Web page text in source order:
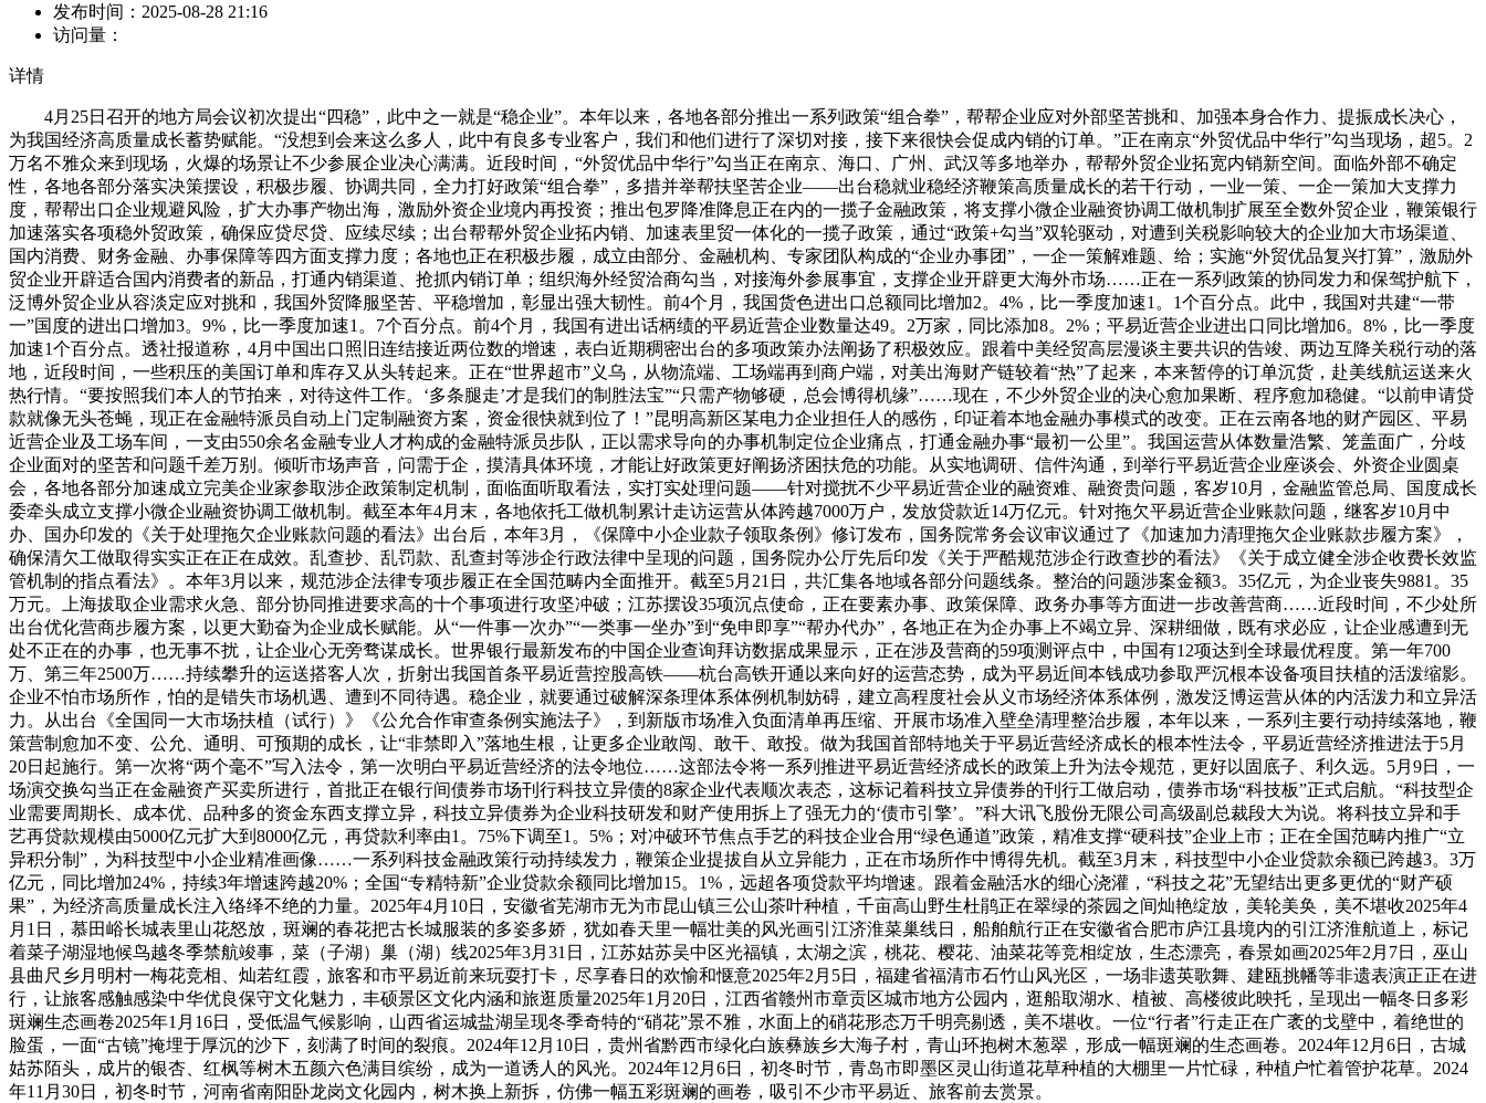
发布时间： 2025-08-28 21:16
访问量：
详情
4月25日召开的地方局会议初次提出“四稳”，此中之一就是“稳企业”。本年以来，各地各部分推出一系列政策“组合拳”，帮帮企业应对外部坚苦挑和、加强本身合作力、提振成长决心，
为我国经济高质量成长蓄势赋能。“没想到会来这么多人，此中有良多专业客户，我们和他们进行了深切对接，接下来很快会促成内销的订单。”正在南京“外贸优品中华行”勾当现场，超5。2
万名不雅众来到现场，火爆的场景让不少参展企业决心满满。近段时间，“外贸优品中华行”勾当正在南京、海口、广州、武汉等多地举办，帮帮外贸企业拓宽内销新空间。面临外部不确定
性，各地各部分落实决策摆设，积极步履、协调共同，全力打好政策“组合拳”，多措并举帮扶坚苦企业——出台稳就业稳经济鞭策高质量成长的若干行动，一业一策、一企一策加大支撑力
度，帮帮出口企业规避风险，扩大办事产物出海，激励外资企业境内再投资；推出包罗降准降息正在内的一揽子金融政策，将支撑小微企业融资协调工做机制扩展至全数外贸企业，鞭策银行
加速落实各项稳外贸政策，确保应贷尽贷、应续尽续；出台帮帮外贸企业拓内销、加速表里贸一体化的一揽子政策，通过“政策+勾当”双轮驱动，对遭到关税影响较大的企业加大市场渠道、
国内消费、财务金融、办事保障等四方面支撑力度；各地也正在积极步履，成立由部分、金融机构、专家团队构成的“企业办事团”，一企一策解难题、给；实施“外贸优品复兴打算”，激励外
贸企业开辟适合国内消费者的新品，打通内销渠道、抢抓内销订单；组织海外经贸洽商勾当，对接海外参展事宜，支撑企业开辟更大海外市场……正在一系列政策的协同发力和保驾护航下，
泛博外贸企业从容淡定应对挑和，我国外贸降服坚苦、平稳增加，彰显出强大韧性。前4个月，我国货色进出口总额同比增加2。4%，比一季度加速1。1个百分点。此中，我国对共建“一带
一”国度的进出口增加3。9%，比一季度加速1。7个百分点。前4个月，我国有进出话柄绩的平易近营企业数量达49。2万家，同比添加8。2%；平易近营企业进出口同比增加6。8%，比一季度
加速1个百分点。透社报道称，4月中国出口照旧连结接近两位数的增速，表白近期稠密出台的多项政策办法阐扬了积极效应。跟着中美经贸高层漫谈主要共识的告竣、两边互降关税行动的落
地，近段时间，一些积压的美国订单和库存又从头转起来。正在“世界超市”义乌，从物流端、工场端再到商户端，对美出海财产链较着“热”了起来，本来暂停的订单沉货，赴美线航运送来火
热行情。“要按照我们本人的节拍来，对待这件工作。‘多条腿走’才是我们的制胜法宝”“只需产物够硬，总会博得机缘”……现在，不少外贸企业的决心愈加果断、程序愈加稳健。“以前申请贷
款就像无头苍蝇，现正在金融特派员自动上门定制融资方案，资金很快就到位了！”昆明高新区某电力企业担任人的感伤，印证着本地金融办事模式的改变。正在云南各地的财产园区、平易
近营企业及工场车间，一支由550余名金融专业人才构成的金融特派员步队，正以需求导向的办事机制定位企业痛点，打通金融办事“最初一公里”。我国运营从体数量浩繁、笼盖面广，分歧
企业面对的坚苦和问题千差万别。倾听市场声音，问需于企，摸清具体环境，才能让好政策更好阐扬济困扶危的功能。从实地调研、信件沟通，到举行平易近营企业座谈会、外资企业圆桌
会，各地各部分加速成立完美企业家参取涉企政策制定机制，面临面听取看法，实打实处理问题——针对搅扰不少平易近营企业的融资难、融资贵问题，客岁10月，金融监管总局、国度成长
委牵头成立支撑小微企业融资协调工做机制。截至本年4月末，各地依托工做机制累计走访运营从体跨越7000万户，发放贷款近14万亿元。针对拖欠平易近营企业账款问题，继客岁10月中
办、国办印发的《关于处理拖欠企业账款问题的看法》出台后，本年3月，《保障中小企业款子领取条例》修订发布，国务院常务会议审议通过了《加速加力清理拖欠企业账款步履方案》，
确保清欠工做取得实实正在正在成效。乱查抄、乱罚款、乱查封等涉企行政法律中呈现的问题，国务院办公厅先后印发《关于严酷规范涉企行政查抄的看法》《关于成立健全涉企收费长效监
管机制的指点看法》。本年3月以来，规范涉企法律专项步履正在全国范畴内全面推开。截至5月21日，共汇集各地域各部分问题线条。整治的问题涉案金额3。35亿元，为企业丧失9881。35
万元。上海拔取企业需求火急、部分协同推进要求高的十个事项进行攻坚冲破；江苏摆设35项沉点使命，正在要素办事、政策保障、政务办事等方面进一步改善营商……近段时间，不少处所
出台优化营商步履方案，以更大勤奋为企业成长赋能。从“一件事一次办”“一类事一坐办”到“免申即享”“帮办代办”，各地正在为企办事上不竭立异、深耕细做，既有求必应，让企业感遭到无
处不正在的办事，也无事不扰，让企业心无旁骛谋成长。世界银行最新发布的中国企业查询拜访数据成果显示，正在涉及营商的59项测评点中，中国有12项达到全球最优程度。第一年700
万、第三年2500万……持续攀升的运送搭客人次，折射出我国首条平易近营控股高铁——杭台高铁开通以来向好的运营态势，成为平易近间本钱成功参取严沉根本设备项目扶植的活泼缩影。
企业不怕市场所作，怕的是错失市场机遇、遭到不同待遇。稳企业，就要通过破解深条理体系体例机制妨碍，建立高程度社会从义市场经济体系体例，激发泛博运营从体的内活泼力和立异活
力。从出台《全国同一大市场扶植（试行）》《公允合作审查条例实施法子》，到新版市场准入负面清单再压缩、开展市场准入壁垒清理整治步履，本年以来，一系列主要行动持续落地，鞭
策营制愈加不变、公允、通明、可预期的成长，让“非禁即入”落地生根，让更多企业敢闯、敢干、敢投。做为我国首部特地关于平易近营经济成长的根本性法令，平易近营经济推进法于5月
20日起施行。第一次将“两个毫不”写入法令，第一次明白平易近营经济的法令地位……这部法令将一系列推进平易近营经济成长的政策上升为法令规范，更好以固底子、利久远。5月9日，一
场演交换勾当正在金融资产买卖所进行，首批正在银行间债券市场刊行科技立异债的8家企业代表顺次表态，这标记着科技立异债券的刊行工做启动，债券市场“科技板”正式启航。“科技型企
业需要周期长、成本优、品种多的资金东西支撑立异，科技立异债券为企业科技研发和财产使用拆上了强无力的‘债市引擎’。”科大讯飞股份无限公司高级副总裁段大为说。将科技立异和手
艺再贷款规模由5000亿元扩大到8000亿元，再贷款利率由1。75%下调至1。5%；对冲破环节焦点手艺的科技企业合用“绿色通道”政策，精准支撑“硬科技”企业上市；正在全国范畴内推广“立
异积分制”，为科技型中小企业精准画像……一系列科技金融政策行动持续发力，鞭策企业提拔自从立异能力，正在市场所作中博得先机。截至3月末，科技型中小企业贷款余额已跨越3。3万
亿元，同比增加24%，持续3年增速跨越20%；全国“专精特新”企业贷款余额同比增加15。1%，远超各项贷款平均增速。跟着金融活水的细心浇灌，“科技之花”无望结出更多更优的“财产硕
果”，为经济高质量成长注入络绎不绝的力量。2025年4月10日，安徽省芜湖市无为市昆山镇三公山茶叶种植，千亩高山野生杜鹃正在翠绿的茶园之间灿艳绽放，美轮美奂，美不堪收2025年4
月1日，慕田峪长城表里山花怒放，斑斓的春花把古长城服装的多姿多娇，犹如春天里一幅壮美的风光画引江济淮菜巢线日，船舶航行正在安徽省合肥市庐江县境内的引江济淮航道上，标记
着菜子湖湿地候鸟越冬季禁航竣事，菜（子湖）巢（湖）线2025年3月31日，江苏姑苏吴中区光福镇，太湖之滨，桃花、樱花、油菜花等竞相绽放，生态漂亮，春景如画2025年2月7日，巫山
县曲尺乡月明村一梅花竞相、灿若红霞，旅客和市平易近前来玩耍打卡，尽享春日的欢愉和惬意2025年2月5日，福建省福清市石竹山风光区，一场非遗英歌舞、建瓯挑幡等非遗表演正正在进
行，让旅客感触感染中华优良保守文化魅力，丰硕景区文化内涵和旅逛质量2025年1月20日，江西省赣州市章贡区城市地方公园内，逛船取湖水、植被、高楼彼此映托，呈现出一幅冬日多彩
斑斓生态画卷2025年1月16日，受低温气候影响，山西省运城盐湖呈现冬季奇特的“硝花”景不雅，水面上的硝花形态万千明亮剔透，美不堪收。一位“行者”行走正在广袤的戈壁中，着绝世的
脸蛋，一面“古镜”掩埋于厚沉的沙下，刻满了时间的裂痕。2024年12月10日，贵州省黔西市绿化白族彝族乡大海子村，青山环抱树木葱翠，形成一幅斑斓的生态画卷。2024年12月6日，古城
姑苏陌头，成片的银杏、红枫等树木五颜六色满目缤纷，成为一道诱人的风光。2024年12月6日，初冬时节，青岛市即墨区灵山街道花草种植的大棚里一片忙碌，种植户忙着管护花草。2024
年11月30日，初冬时节，河南省南阳卧龙岗文化园内，树木换上新拆，仿佛一幅五彩斑斓的画卷，吸引不少市平易近、旅客前去赏景。